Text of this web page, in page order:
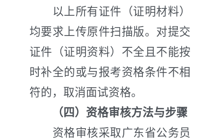
以上所有证件（证明材料）
均要求上传原件扫描版。对提交
证件（证明资料）不全且不能按
时补全的或与报考资格条件不相
符的，取消面试资格。
（四）资格审核方法与步骤
资格审核采取广东省公务员